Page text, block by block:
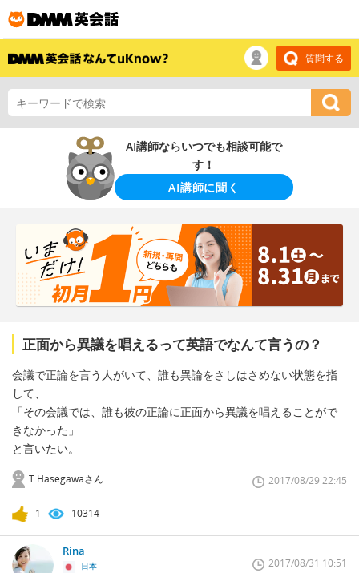
質問する
AI講師ならいつでも相談可能で
す！
AI講師に聞く
正面から異議を唱えるって英語でなんて言うの？
会議で正論を言う人がいて、誰も異論をさしはさめない状態を指
して、
「その会議では、誰も彼の正論に正面から異議を唱えることがで
きなかった」
と言いたい。
T Hasegawaさん 2017/08/29 22:45
1 10314
Rina
日本 2017/08/31 10:51